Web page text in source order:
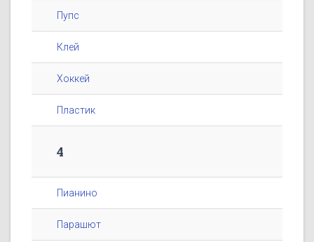
Пупс
Клей
Хоккей
Пластик
4
Пианино
Парашют